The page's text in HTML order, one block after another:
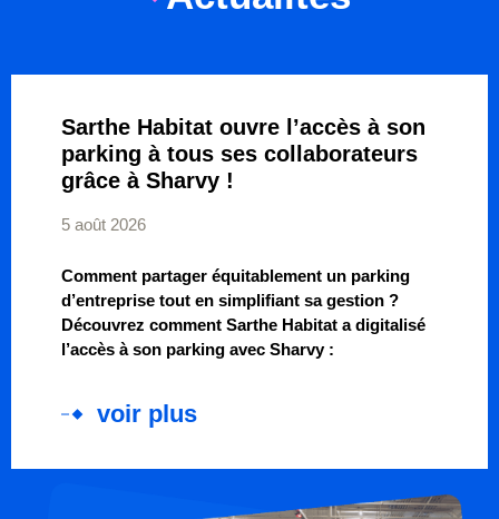
Sarthe Habitat ouvre l’accès à son
parking à tous ses collaborateurs
grâce à Sharvy !
5 août 2026
Comment partager équitablement un parking
d’entreprise tout en simplifiant sa gestion ?
Découvrez comment Sarthe Habitat a digitalisé
l’accès à son parking avec Sharvy :
voir plus